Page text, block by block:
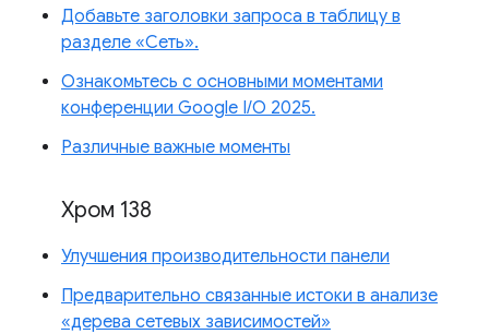
Добавьте заголовки запроса в таблицу в
разделе «Сеть».
Ознакомьтесь с основными моментами
конференции Google I/O 2025.
Различные важные моменты
Хром 138
Улучшения производительности панели
Предварительно связанные истоки в анализе
«дерева сетевых зависимостей»